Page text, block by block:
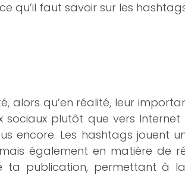
qu’il faut savoir sur les
alors qu’en réalité, leur
plutôt que vers
encore. Les hashtags jouent
également en matière de
ta publication, permettant à